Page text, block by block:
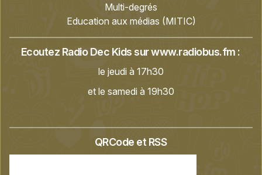
Multi-degrés
Education aux médias (MITIC)
Ecoutez Radio Dec Kids surwww.radiobus.fm :
le jeudi à 17h30
et le samedi à 19h30
QRCode et RSS